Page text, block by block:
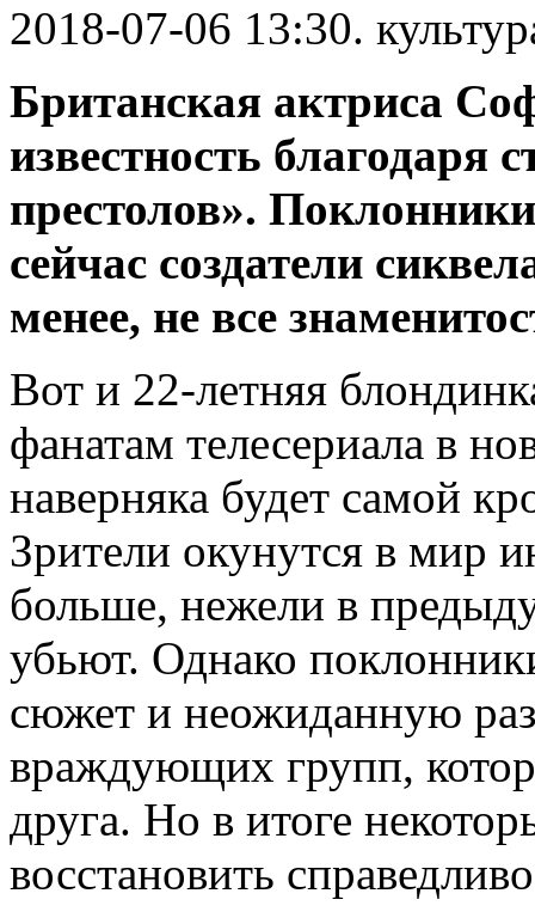
2018-07-06 13:30.
Бритaнскaя актриса
известность благодаря
престолов».
сейчас создатели
менее, не все
Вот и 22-летняя
фанатам телесериала в
наверняка будет самой
Зрители окунутся в мир
больше, нежели в
убьют. Однако
сюжет и неожиданную
враждующих групп,
друга. Но в итоге
восстановить